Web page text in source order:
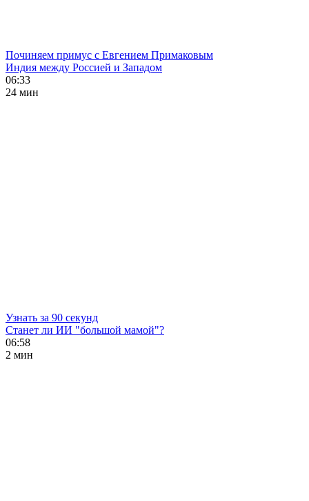
Починяем примус с Евгением Примаковым
Индия между Россией и Западом
06:33
24 мин
Узнать за 90 секунд
Станет ли ИИ "большой мамой"?
06:58
2 мин